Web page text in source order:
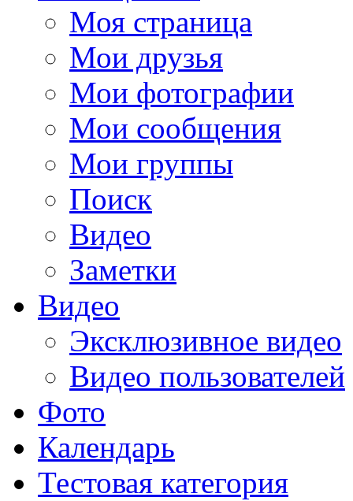
Моя страница
Мои друзья
Мои фотографии
Мои сообщения
Мои группы
Поиск
Видео
Заметки
Видео
Эксклюзивное видео
Видео пользователей
Фото
Календарь
Тестовая категория